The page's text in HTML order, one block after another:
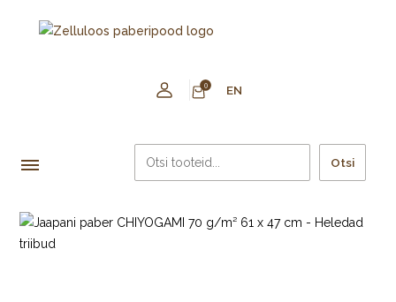
0 EN
Otsi